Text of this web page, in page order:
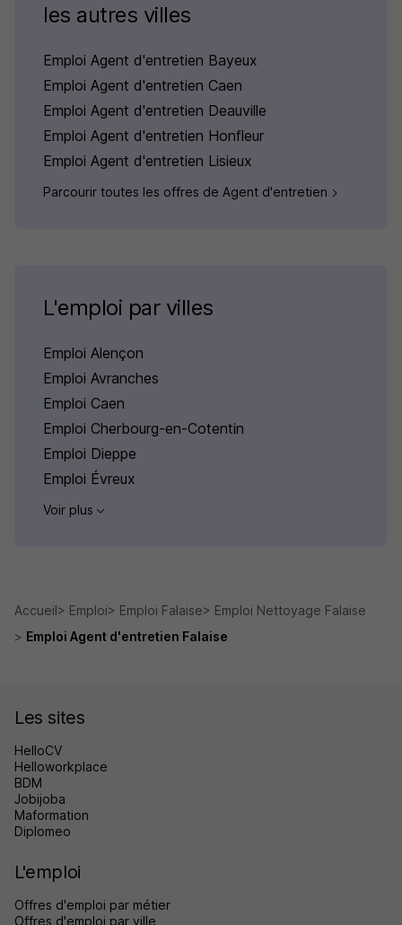
les autres villes
Emploi Agent d'entretien Bayeux
Emploi Agent d'entretien Caen
Emploi Agent d'entretien Deauville
Emploi Agent d'entretien Honfleur
Emploi Agent d'entretien Lisieux
Parcourir toutes les offres de Agent d'entretien
L'emploi par villes
Emploi Alençon
Emploi Avranches
Emploi Caen
Emploi Cherbourg-en-Cotentin
Emploi Dieppe
Emploi Évreux
Voir plus
Accueil Emploi Emploi Falaise
Emploi Nettoyage Falaise
Emploi Agent d'entretien Falaise
Les sites
HelloCV
Helloworkplace
BDM
Jobijoba
Maformation
Diplomeo
L'emploi
Offres d'emploi par métier
Offres d'emploi par ville